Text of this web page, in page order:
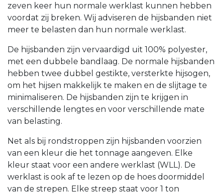
zeven keer hun normale werklast kunnen hebben
voordat zij breken. Wij adviseren de hijsbanden niet
meer te belasten dan hun normale werklast.
De hijsbanden zijn vervaardigd uit 100% polyester,
met een dubbele bandlaag. De normale hijsbanden
hebben twee dubbel gestikte, versterkte hijsogen,
om het hijsen makkelijk te maken en de slijtage te
minimaliseren. De hijsbanden zijn te krijgen in
verschillende lengtes en voor verschillende mate
van belasting.
Net als bij rondstroppen zijn hijsbanden voorzien
van een kleur die het tonnage aangeven. Elke
kleur staat voor een andere werklast (WLL). De
werklast is ook af te lezen op de hoes doormiddel
van de strepen. Elke streep staat voor 1 ton